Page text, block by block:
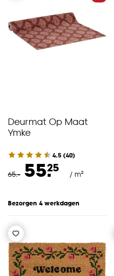
Deurmat Op Maat
Ymke
4.5 (40)
65.- 55.25
/ m²
Bezorgen 4 werkdagen